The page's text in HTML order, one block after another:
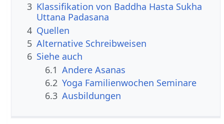
3 Klassifikation von Baddha Hasta Sukha
Uttana Padasana
4 Quellen
5 Alternative Schreibweisen
6 Siehe auch
6.1 Andere Asanas
6.2 Yoga Familienwochen Seminare
6.3 Ausbildungen